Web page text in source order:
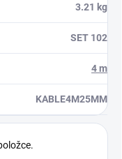
3.21 kg
SET 102
4 m
KABLE4M25MM